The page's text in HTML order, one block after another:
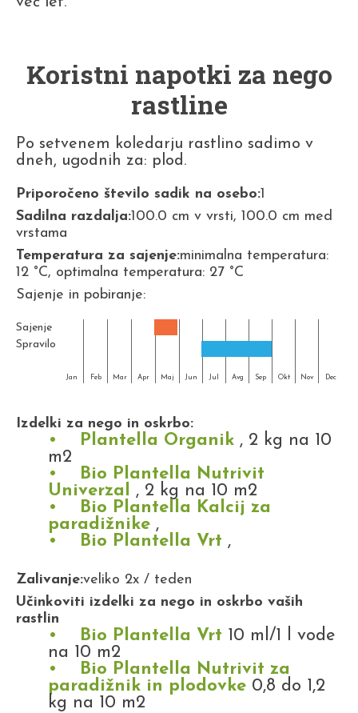
Koristni napotki za nego
rastline
Po setvenem koledarju rastlino sadimo v
dneh, ugodnih za: plod.
Priporočeno število sadik na osebo:1
Sadilna razdalja:100.0 cm v vrsti, 100.0 cm med
vrstama
Temperatura za sajenje:minimalna temperatura:
12 °C, optimalna temperatura: 27 °C
Sajenje in pobiranje:
Sajenje
Spravilo
Jan Feb Mar Apr Maj Jun Jul Avg Sep Okt Nov Dec
Izdelki za nego in oskrbo:
Plantella Organik , 2 kg na 10
m2
Bio Plantella Nutrivit
Univerzal , 2 kg na 10 m2
Bio Plantella Kalcij za
paradižnike ,
Bio Plantella Vrt ,
Zalivanje:veliko 2x / teden
Učinkoviti izdelki za nego in oskrbo vaših
rastlin
Bio Plantella Vrt 10 ml/1 l vode
na 10 m2
Bio Plantella Nutrivit za
paradižnik in plodovke 0,8 do 1,2
kg na 10 m2